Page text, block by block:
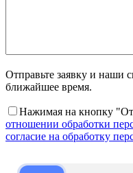
Отправьте заявку и наши
ближайшее время.
Нажимая на кнопку
отношении обработки
согласие на обработку